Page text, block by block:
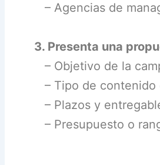
– Agencias de
3. Presenta una
– Objetivo de la
– Tipo de contenido
– Plazos y
– Presupuesto o